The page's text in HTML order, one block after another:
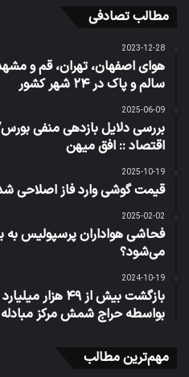
مطالب تصادفی
2023-12-28
هوای اصفهان، تهران، قم و
سالم و پاک در ۲۴ شهر کشور
2025-06-09
بررسی دلایل بازدهی منفی
اقتصاد :: افق میهن
2025-10-19
قیمت گوشی وارد فاز اصلاحی
2025-02-02
فحاشی هواداران پرسپولیس به
می‌شود؟
2024-10-19
بازگشت بیش از
بواسطه حراج شمش مرکز مبادله
مهم‌ترین مطالب